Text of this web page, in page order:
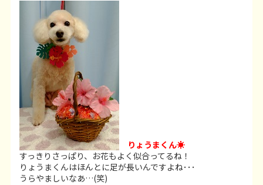
りょうまくん☀
すっきりさっぱり、お花もよく似合ってるね！
りょうまくんはほんとに足が長いんですよね･･･
うらやましいなあ…(笑)